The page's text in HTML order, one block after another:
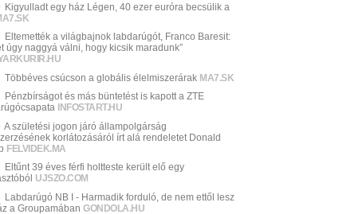
Kigyulladt egy ház Légen, 40 ezer euróra becsülik a
Eltemették a világbajnok labdarúgót, Franco Baresit:
úgy naggyá válni, hogy kicsik maradunk”
Többéves csúcson a globális élelmiszerárak MA7.SK
Pénzbírságot és más büntetést is kapott a ZTE
INFOSTART.HU
A születési jogon járó állampolgárság
korlátozásáról írt alá rendeletet Donald
FELVIDEK.MA
Eltűnt 39 éves férfi holtteste került elő egy
UJSZO.COM
Labdarúgó NB I - Harmadik forduló, de nem ettől lesz
a Groupamában GONDOLA.HU